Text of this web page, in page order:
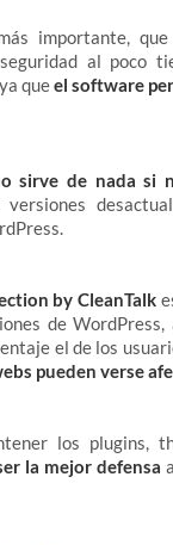
importante, que
al poco
queel software
sirve de nada si
by CleanTalk
de WordPress,
el de los
pueden verse
los plugins,
la mejor defensa